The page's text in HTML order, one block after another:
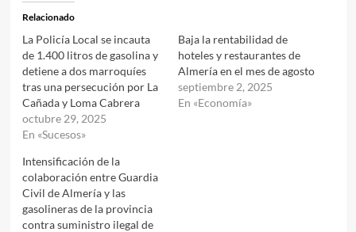
Relacionado
La Policía Local se incauta
de 1.400 litros de gasolina y
detiene a dos marroquíes
tras una persecución por La
Cañada y Loma Cabrera
octubre 29, 2025
En «Sucesos»
Baja la rentabilidad de
hoteles y restaurantes de
Almería en el mes de agosto
septiembre 2, 2025
En «Economía»
Intensificación de la
colaboración entre Guardia
Civil de Almería y las
gasolineras de la provincia
contra suministro ilegal de